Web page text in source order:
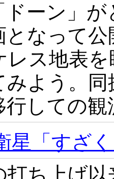
ドーン」
となって
レス地表
みよう。
行しての
星「すざ
打ち上げ